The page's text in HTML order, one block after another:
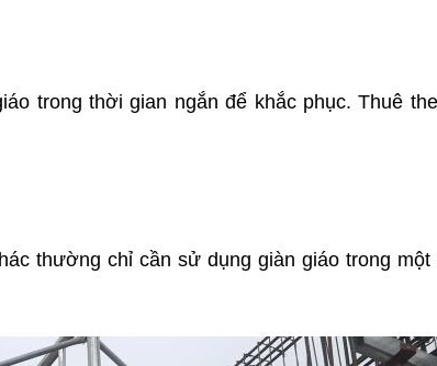
trong thời gian ngắn để khắc phục. Thuê